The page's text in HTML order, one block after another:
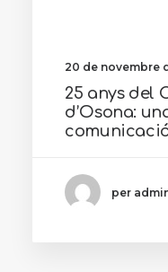
20 de novembre
25 anys del
d’Osona:
per